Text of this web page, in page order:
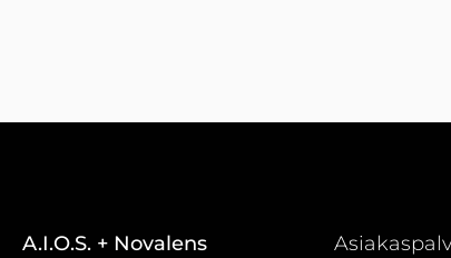
A.I.O.S. + Novalens